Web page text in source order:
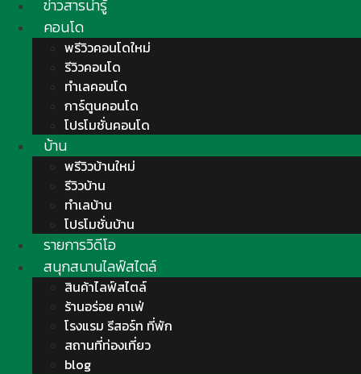
ข่าวสารน่ารู้
คอนโด
พรีวิวคอนโดใหม่
รีวิวคอนโด
ทำเลคอนโด
การ์ตูนคอนโด
โปรโมชั่นคอนโด
บ้าน
พรีวิวบ้านใหม่
รีวิวบ้าน
ทำเลบ้าน
โปรโมชั่นบ้าน
รายการวิดีโอ
สนุกสนานไลฟ์สไตล์
สินค้าไลฟ์สไตล์
ร้านอร่อย คาเฟ่
โรงแรม รีสอร์ท ที่พัก
สถานที่ท่องเที่ยว
blog